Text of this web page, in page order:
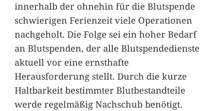
innerhalb der ohnehin für die Blutspende
schwierigen Ferienzeit viele Operationen
nachgeholt. Die Folge sei ein hoher Bedarf
an Blutspenden, der alle Blutspendedienste
aktuell vor eine ernsthafte
Herausforderung stellt. Durch die kurze
Haltbarkeit bestimmter Blutbestandteile
werde regelmäßig Nachschub benötigt.